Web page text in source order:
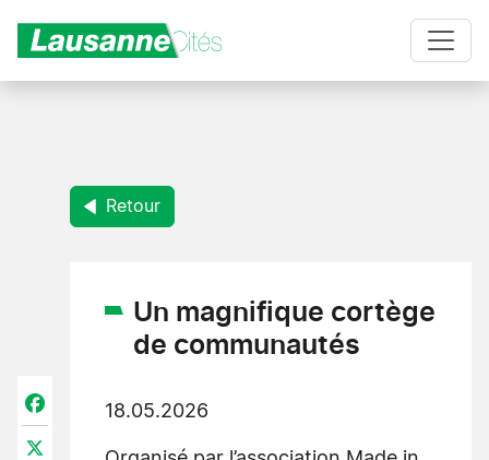
Retour
Un magnifique cortège
de communautés
18.05.2026
Facebook